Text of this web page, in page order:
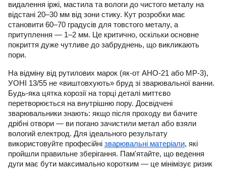
видалення іржі, мастила та вологи до чистого металу на
відстані 20–30 мм від зони стику. Кут розробки має
становити 60–70 градусів для товстого металу, а
притуплення — 1–2 мм. Це критично, оскільки основне
покриття дуже чутливе до забруднень, що викликають
пори.
На відміну від рутилових марок (як-от АНО-21 або МР-3),
УОНІ 13/55 не «виштовхують» бруд зі зварювальної ванни.
Будь-яка цятка корозії на торці деталі миттєво
перетворюється на внутрішню пору. Досвідчені
зварювальники знають: якщо після проходу ви бачите
дрібні отвори — ви погано зачистили метал або взяли
вологий електрод. Для ідеального результату
використовуйте професійні зварювальні матеріали, які
пройшли правильне зберігання. Пам'ятайте, що ведення
дуги має бути максимально коротким — це мінімізує ризик